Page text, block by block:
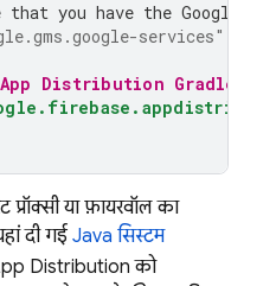
that you have the Google
services"
App Distribution Gradle
या फ़ायरवॉल का
दी गई Java सिस्टम
Distribution को